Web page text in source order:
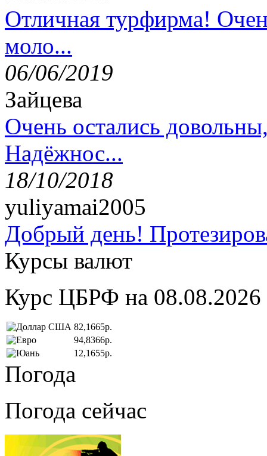
Отличная турфирма!
моло...
06/06/2019
Зайцева
Очень остались
Надёжнос...
18/10/2018
yuliyamai2005
Добрый день!
Курсы валют
Курс ЦБРФ на 08.08.2026
82,1665р.
94,8366р.
12,1655р.
Погода
Погода сейчас